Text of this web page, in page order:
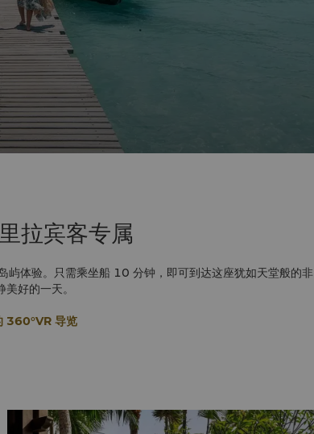
拉宾客专属
体验。只需乘坐船 10 分钟，即可到达这座犹如天堂般的非
好的一天。
360°VR 导览